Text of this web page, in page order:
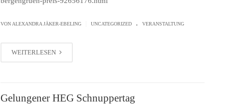
VON ALEXANDRA JÄKER-EBELING UNCATEGORIZED . VERANSTALTUNG
WEITERLESEN
Gelungener HEG Schnuppertag